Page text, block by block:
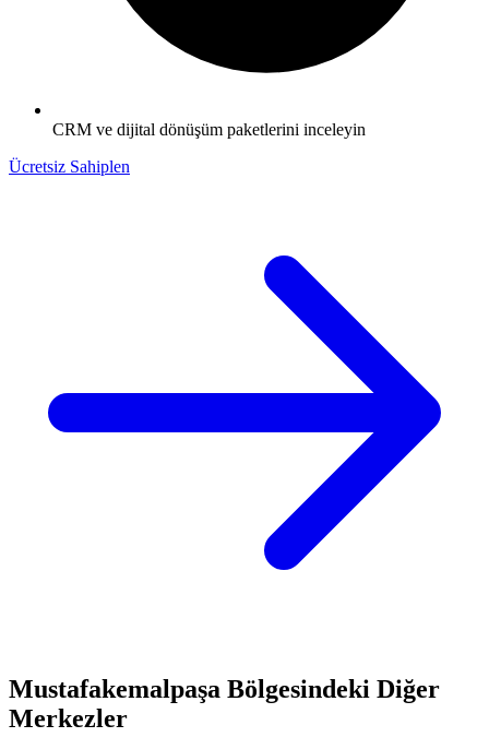
CRM ve dijital dönüşüm paketlerini inceleyin
Ücretsiz Sahiplen
Mustafakemalpaşa Bölgesindeki Diğer
Merkezler